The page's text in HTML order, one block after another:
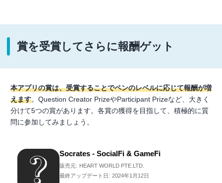
賞を受賞してさらに報酬ゲット
本アプリの賞は、受賞することでペンのレベルに応じて報酬が増
えます。Question Creator PrizeやParticipant Prizeなど、大きく
分けて5つの賞があります。各賞の獲得を目指して、積極的に質
問に参加してみましょう。
Socrates - SocialFi & GameFi
販売元: HEART WORLD PTE.LTD.
最終アップデート日: 2024年1月12日